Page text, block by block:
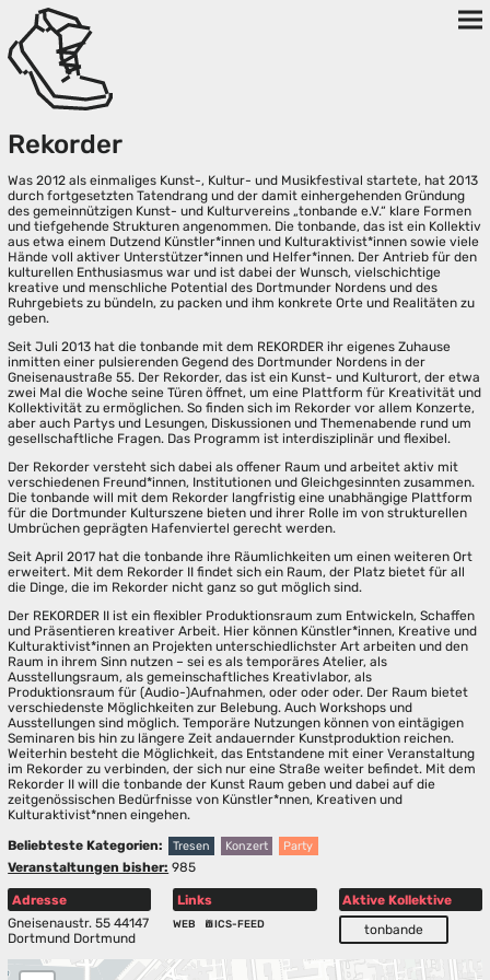
Rekorder
Was 2012 als einmaliges Kunst-, Kultur- und Musikfestival startete, hat 2013
durch fortgesetzten Tatendrang und der damit einhergehenden Gründung
des gemeinnützigen Kunst- und Kulturvereins „tonbande e.V.“ klare Formen
und tiefgehende Strukturen angenommen. Die tonbande, das ist ein Kollektiv
aus etwa einem Dutzend Künstler*innen und Kulturaktivist*innen sowie viele
Hände voll aktiver Unterstützer*innen und Helfer*innen. Der Antrieb für den
kulturellen Enthusiasmus war und ist dabei der Wunsch, vielschichtige
kreative und menschliche Potential des Dortmunder Nordens und des
Ruhrgebiets zu bündeln, zu packen und ihm konkrete Orte und Realitäten zu
geben.
Seit Juli 2013 hat die tonbande mit dem REKORDER ihr eigenes Zuhause
inmitten einer pulsierenden Gegend des Dortmunder Nordens in der
Gneisenaustraße 55. Der Rekorder, das ist ein Kunst- und Kulturort, der etwa
zwei Mal die Woche seine Türen öffnet, um eine Plattform für Kreativität und
Kollektivität zu ermöglichen. So finden sich im Rekorder vor allem Konzerte,
aber auch Partys und Lesungen, Diskussionen und Themenabende rund um
gesellschaftliche Fragen. Das Programm ist interdisziplinär und flexibel.
Der Rekorder versteht sich dabei als offener Raum und arbeitet aktiv mit
verschiedenen Freund*innen, Institutionen und Gleichgesinnten zusammen.
Die tonbande will mit dem Rekorder langfristig eine unabhängige Plattform
für die Dortmunder Kulturszene bieten und ihrer Rolle im von strukturellen
Umbrüchen geprägten Hafenviertel gerecht werden.
Seit April 2017 hat die tonbande ihre Räumlichkeiten um einen weiteren Ort
erweitert. Mit dem Rekorder II findet sich ein Raum, der Platz bietet für all
die Dinge, die im Rekorder nicht ganz so gut möglich sind.
Der REKORDER II ist ein flexibler Produktionsraum zum Entwickeln, Schaffen
und Präsentieren kreativer Arbeit. Hier können Künstler*innen, Kreative und
Kulturaktivist*innen an Projekten unterschiedlichster Art arbeiten und den
Raum in ihrem Sinn nutzen – sei es als temporäres Atelier, als
Ausstellungsraum, als gemeinschaftliches Kreativlabor, als
Produktionsraum für (Audio-)Aufnahmen, oder oder oder. Der Raum bietet
verschiedenste Möglichkeiten zur Belebung. Auch Workshops und
Ausstellungen sind möglich. Temporäre Nutzungen können von eintägigen
Seminaren bis hin zu längere Zeit andauernder Kunstproduktion reichen.
Weiterhin besteht die Möglichkeit, das Entstandene mit einer Veranstaltung
im Rekorder zu verbinden, der sich nur eine Straße weiter befindet. Mit dem
Rekorder II will die tonbande der Kunst Raum geben und dabei auf die
zeitgenössischen Bedürfnisse von Künstler*nnen, Kreativen und
Kulturaktivist*nnen eingehen.
Beliebteste Kategorien:
Tresen Konzert Party
Veranstaltungen bisher: 985
Adresse
Gneisenaustr. 55 44147
Dortmund Dortmund
Links
WEB ICS-FEED
Aktive Kollektive
tonbande